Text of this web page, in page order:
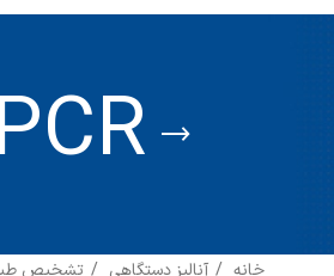
خانه آنالیز دستگاهی تشخیص